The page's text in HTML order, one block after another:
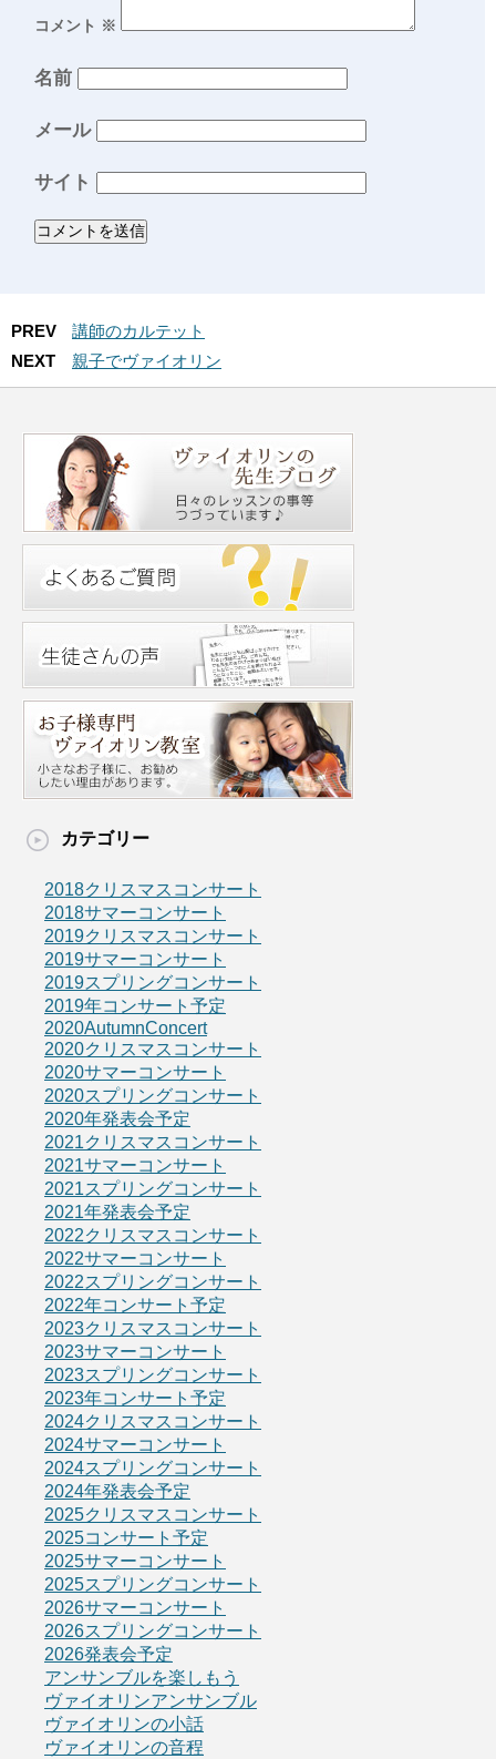
コメント ※
名前
メール
サイト
PREV
講師のカルテット
NEXT
親子でヴァイオリン
カテゴリー
2018クリスマスコンサート
2018サマーコンサート
2019クリスマスコンサート
2019サマーコンサート
2019スプリングコンサート
2019年コンサート予定
2020AutumnConcert
2020クリスマスコンサート
2020サマーコンサート
2020スプリングコンサート
2020年発表会予定
2021クリスマスコンサート
2021サマーコンサート
2021スプリングコンサート
2021年発表会予定
2022クリスマスコンサート
2022サマーコンサート
2022スプリングコンサート
2022年コンサート予定
2023クリスマスコンサート
2023サマーコンサート
2023スプリングコンサート
2023年コンサート予定
2024クリスマスコンサート
2024サマーコンサート
2024スプリングコンサート
2024年発表会予定
2025クリスマスコンサート
2025コンサート予定
2025サマーコンサート
2025スプリングコンサート
2026サマーコンサート
2026スプリングコンサート
2026発表会予定
アンサンブルを楽しもう
ヴァイオリンアンサンブル
ヴァイオリンの小話
ヴァイオリンの音程